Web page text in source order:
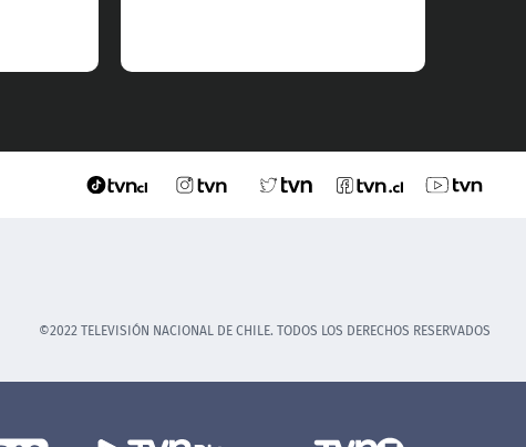
©2022 TELEVISIÓN NACIONAL DE CHILE. TODOS LOS DERECHOS RESERVADOS